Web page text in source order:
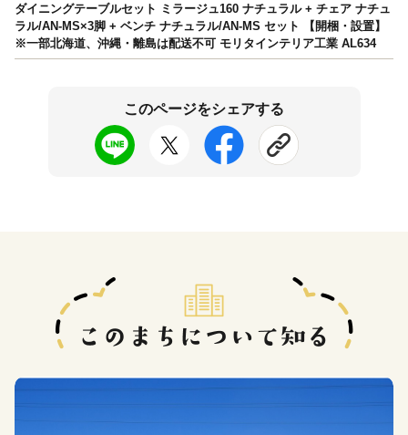
ダイニングテーブルセット ミラージュ160 ナチュラル + チェア ナチュ
ラル/AN-MS×3脚 + ベンチ ナチュラル/AN-MS セット 【開梱・設置】
※一部北海道、沖縄・離島は配送不可 モリタインテリア工業 AL634
このページをシェアする